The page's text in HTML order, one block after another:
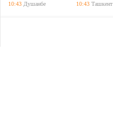
10:43 Душанбе
10:43 Ташкент